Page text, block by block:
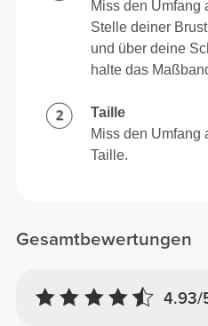
Gesamtbewertungen
4.93/
Miss den Umfang
Stelle deiner
und über deine
halte das
Taille
Miss den Umfang
Taille.